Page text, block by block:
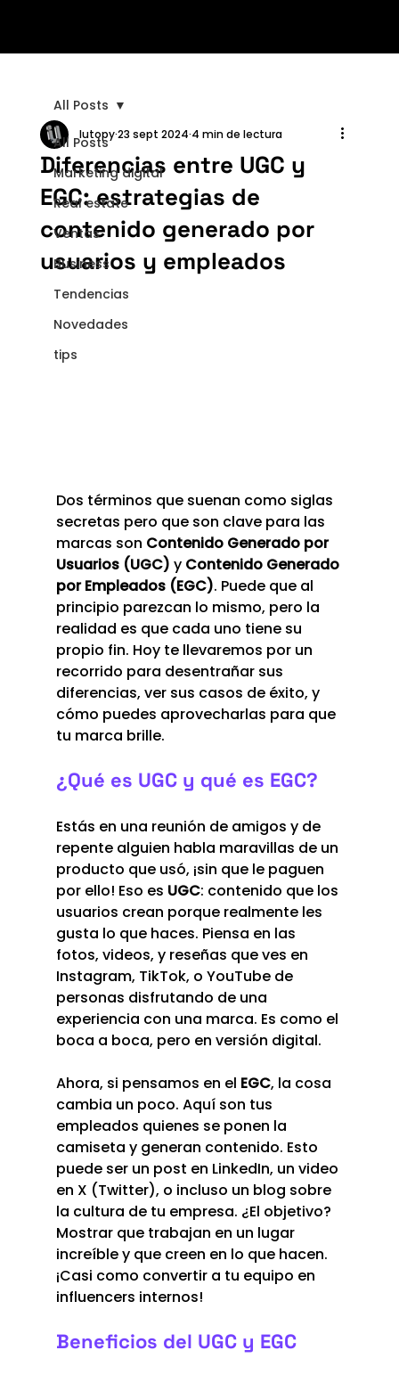
All Posts
Marketing digital
Real estate
Ventas
Business
Tendencias
Novedades
tips
All Posts
Diferencias entre UGC y
EGC: estrategias de
contenido generado por
usuarios y empleados
Iutopy23 sept 2024 4 min de lectura
Dos términos que suenan como siglas
secretas pero que son clave para las
marcas son Contenido Generado por
Usuarios (UGC) y Contenido Generado
por Empleados (EGC). Puede que al
principio parezcan lo mismo, pero la
realidad es que cada uno tiene su
propio fin. Hoy te llevaremos por un
recorrido para desentrañar sus
diferencias, ver sus casos de éxito, y
cómo puedes aprovecharlas para que
tu marca brille.
¿Qué es UGC y qué es EGC?
Estás en una reunión de amigos y de
repente alguien habla maravillas de un
producto que usó, ¡sin que le paguen
por ello! Eso es UGC: contenido que los
usuarios crean porque realmente les
gusta lo que haces. Piensa en las
fotos, videos, y reseñas que ves en
Instagram, TikTok, o YouTube de
personas disfrutando de una
experiencia con una marca. Es como el
boca a boca, pero en versión digital.
Ahora, si pensamos en el EGC, la cosa
cambia un poco. Aquí son tus
empleados quienes se ponen la
camiseta y generan contenido. Esto
puede ser un post en LinkedIn, un video
en X (Twitter), o incluso un blog sobre
la cultura de tu empresa. ¿El objetivo?
Mostrar que trabajan en un lugar
increíble y que creen en lo que hacen.
¡Casi como convertir a tu equipo en
influencers internos!
Beneficios del UGC y EGC